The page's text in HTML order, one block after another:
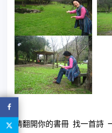
請翻開你的書冊 找一首詩